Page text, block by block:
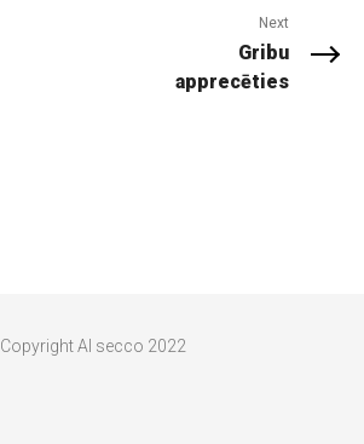
Next
Gribu
apprecēties
Copyright Al secco 2022